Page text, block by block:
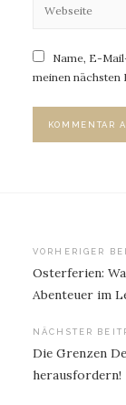
Name, E-
meinen nächsten
VORHERIGER
Osterferien:
Abenteuer im
NÄCHSTER
Die Grenzen
herausfordern!